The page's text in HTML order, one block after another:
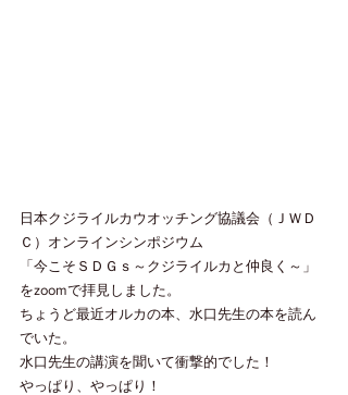
日本クジライルカウオッチング協議会（ＪＷＤ
Ｃ）オンラインシンポジウム
「今こそＳＤＧｓ～クジライルカと仲良く～」
をzoomで拝見しました。
ちょうど最近オルカの本、水口先生の本を読ん
でいた。
水口先生の講演を聞いて衝撃的でした！
やっぱり、やっぱり！